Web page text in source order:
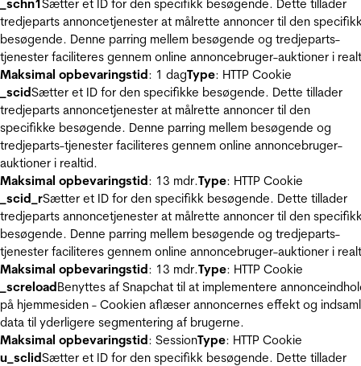
_schn1Sætter et ID for den specifikk besøgende. Dette tillader
tredjeparts annoncetjenester at målrette annoncer til den
besøgende. Denne parring mellem besøgende og tredjeparts-
tjenester faciliteres gennem online annoncebruger-auktioner i
Maksimal opbevaringstid: 1 dagType: HTTP Cookie
_scidSætter et ID for den specifikke besøgende. Dette tillader
tredjeparts annoncetjenester at målrette annoncer til den
specifikke besøgende. Denne parring mellem besøgende og
tredjeparts-tjenester faciliteres gennem online annoncebruger-
auktioner i realtid.
Maksimal opbevaringstid: 13 mdr.Type: HTTP Cookie
_scid_rSætter et ID for den specifikk besøgende. Dette tillader
tredjeparts annoncetjenester at målrette annoncer til den
besøgende. Denne parring mellem besøgende og tredjeparts-
tjenester faciliteres gennem online annoncebruger-auktioner i
Maksimal opbevaringstid: 13 mdr.Type: HTTP Cookie
_screloadBenyttes af Snapchat til at implementere
på hjemmesiden - Cookien aflæser annoncernes effekt og
data til yderligere segmentering af brugerne.
Maksimal opbevaringstid: SessionType: HTTP Cookie
u_sclidSætter et ID for den specifikk besøgende. Dette tillader